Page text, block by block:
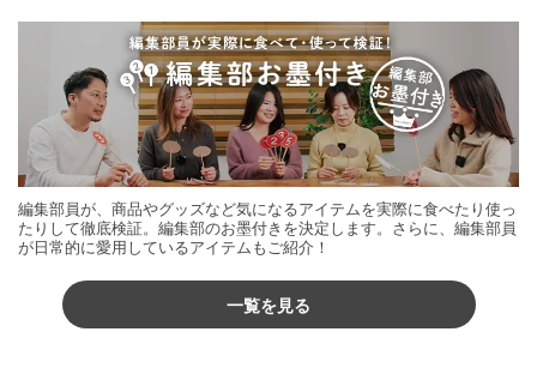
編集部員が、商品やグッズなど気になるアイテムを実際に食べたり使っ
たりして徹底検証。編集部のお墨付きを決定します。さらに、編集部員
が日常的に愛用しているアイテムもご紹介！
一覧を見る